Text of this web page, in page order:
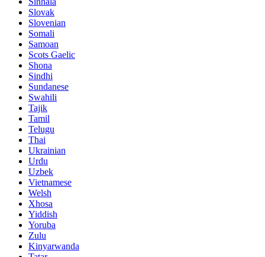
Slovak
Slovenian
Somali
Samoan
Scots Gaelic
Shona
Sindhi
Sundanese
Swahili
Tajik
Tamil
Telugu
Thai
Ukrainian
Urdu
Uzbek
Vietnamese
Welsh
Xhosa
Yiddish
Yoruba
Zulu
Kinyarwanda